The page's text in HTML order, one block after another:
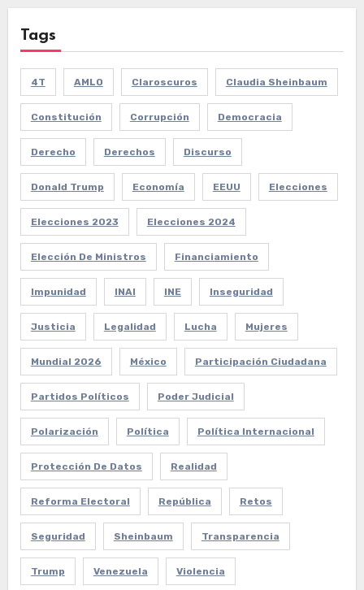
Tags
4T AMLO Claroscuros Claudia Sheinbaum
Constitución Corrupción Democracia
Derecho Derechos Discurso
Donald Trump Economía EEUU Elecciones
Elecciones 2023 Elecciones 2024
Elección De Ministros Financiamiento
Impunidad INAI INE Inseguridad
Justicia Legalidad Lucha Mujeres
Mundial 2026 México Participación Ciudadana
Partidos Políticos Poder Judicial
Polarización Política Política Internacional
Protección De Datos Realidad
Reforma Electoral República Retos
Seguridad Sheinbaum Transparencia
Trump Venezuela Violencia